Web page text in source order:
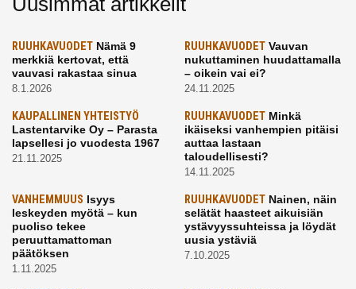
RUUHKAVUODET Nämä 9
merkkiä kertovat, että
vauvasi rakastaa sinua
8.1.2026
RUUHKAVUODETVauvan
nukuttaminen huudattamalla
– oikein vai ei?
24.11.2025
KAUPALLINEN YHTEISTYÖ
Lastentarvike Oy – Parasta
lapsellesi jo vuodesta 1967
21.11.2025
RUUHKAVUODETMinkä
ikäiseksi vanhempien pitäisi
auttaa lastaan
taloudellisesti?
14.11.2025
VANHEMMUUS Isyys
leskeyden myötä – kun
puoliso tekee
peruuttamattoman
päätöksen
1.11.2025
RUUHKAVUODETNainen, näin
selätät haasteet aikuisiän
ystävyyssuhteissa ja löydät
uusia ystäviä
7.10.2025